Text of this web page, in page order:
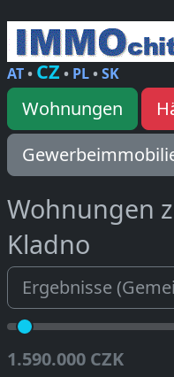
AT• CZ • PL•SK
Wohnungen
Wohnungen
Kladno
1.590.000 CZK